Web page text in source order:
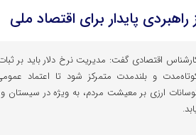
پایدار برای اقتصاد ملی
اقتصادی گفت: مدیریت نرخ دلار باید بر
و بلندمدت متمرکز شود تا اعتماد
ارزی بر معیشت مردم، به ویژه در سیستان